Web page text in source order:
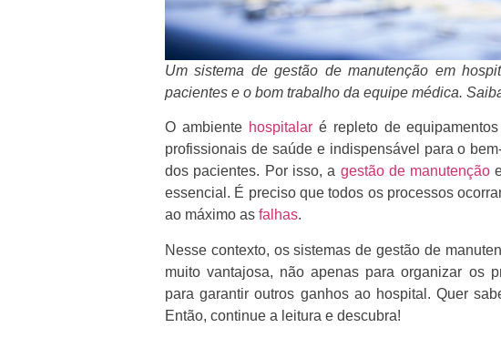
Um sistema de gestão de manutenção em
pacientes e o bom trabalho da equipe médica.
O ambiente hospitalaré repleto de
profissionais de saúde e indispensável para o
dos pacientes. Por isso, a gestão de manutenção
essencial. É preciso que todos os processos
ao máximo as falhas.
Nesse contexto, os sistemas de gestão de
muito vantajosa, não apenas para organizar os
para garantir outros ganhos ao hospital. Quer
Então, continue a leitura e descubra!